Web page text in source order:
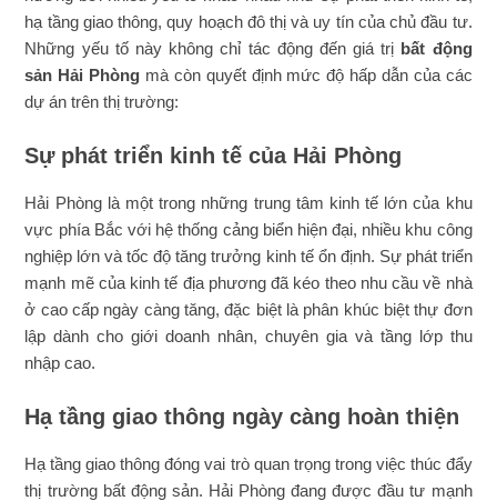
hạ tầng giao thông, quy hoạch đô thị và uy tín của chủ đầu tư.
Những yếu tố này không chỉ tác động đến giá trị bất động
sản Hải Phòng mà còn quyết định mức độ hấp dẫn của các
dự án trên thị trường:
Sự phát triển kinh tế của Hải Phòng
Hải Phòng là một trong những trung tâm kinh tế lớn của khu
vực phía Bắc với hệ thống cảng biển hiện đại, nhiều khu công
nghiệp lớn và tốc độ tăng trưởng kinh tế ổn định. Sự phát triển
mạnh mẽ của kinh tế địa phương đã kéo theo nhu cầu về nhà
ở cao cấp ngày càng tăng, đặc biệt là phân khúc biệt thự đơn
lập dành cho giới doanh nhân, chuyên gia và tầng lớp thu
nhập cao.
Hạ tầng giao thông ngày càng hoàn thiện
Hạ tầng giao thông đóng vai trò quan trọng trong việc thúc đẩy
thị trường bất động sản. Hải Phòng đang được đầu tư mạnh